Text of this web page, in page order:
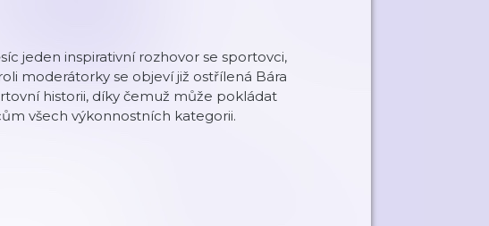
jeden inspirativní rozhovor se sportovci,
moderátorky se objeví již ostřílená Bára
historii, díky čemuž může pokládat
všech výkonnostních kategorii.